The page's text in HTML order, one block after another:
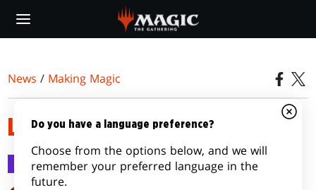
main
News / Making Magic
LA LUNA PERFETTA, PARTE 2
Making Magic 18 lug 2016
Do you have a language preference?
Choose from the options below, and we will
remember your preferred language in the
future.